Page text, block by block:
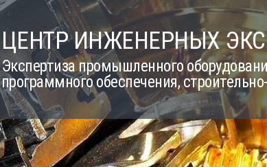
ЦЕНТР ИНЖЕНЕРНЫХ
Экспертиза промышленного
программного обеспечения,